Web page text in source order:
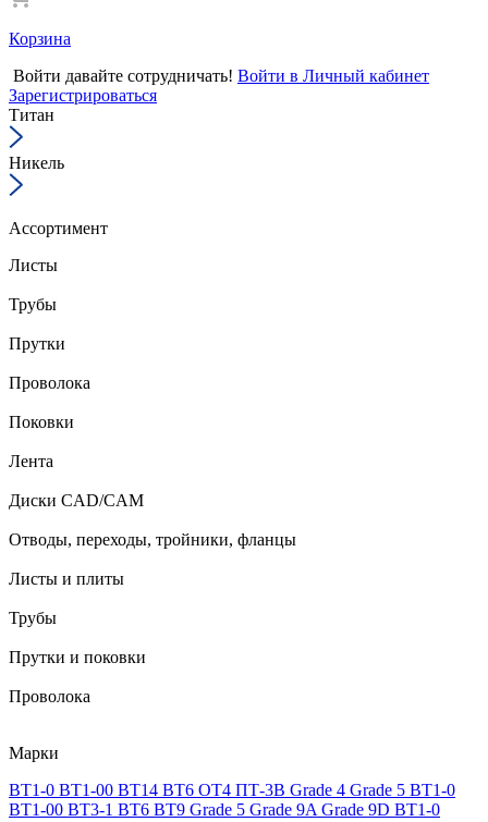
Корзина
Войти давайте сотрудничать! Войти в Личный кабинет
Зарегистрироваться
Титан
Никель
Ассортимент
Листы
Трубы
Прутки
Проволока
Поковки
Лента
Диски CAD/CAM
Отводы, переходы, тройники, фланцы
Листы и плиты
Трубы
Прутки и поковки
Проволока
Марки
ВТ1-0 ВТ1-00 ВТ14 ВТ6 ОТ4 ПТ-3В Grade 4 Grade 5 ВТ1-0
ВТ1-00 ВТ3-1 ВТ6 ВТ9 Grade 5 Grade 9A Grade 9D ВТ1-0